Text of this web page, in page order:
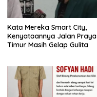
Kata Mereka Smart City,
Kenyataannya Jalan Praya
Timur Masih Gelap Gulita